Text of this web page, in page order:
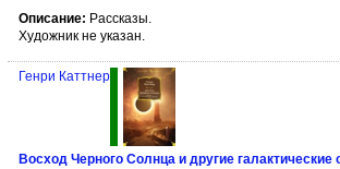
Описание: Рассказы.
Художник не указан.
Генри Каттнер
Восход Черного Солнца и другие галактические